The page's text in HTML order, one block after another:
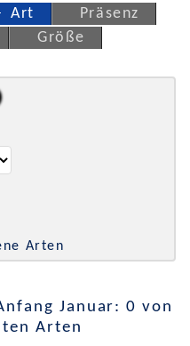
Art
Präsenz
Größe
Arten
Januar: 0 von
Arten